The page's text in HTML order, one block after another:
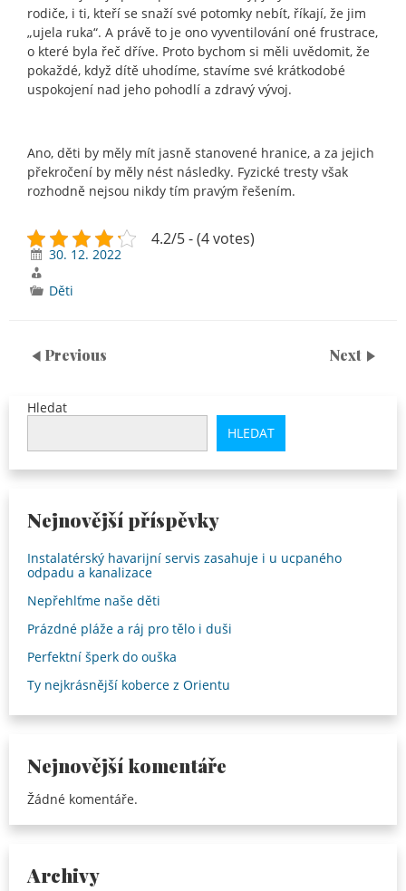
rodiče, i ti, kteří se snaží své potomky nebít, říkají, že jim
„ujela ruka“. A právě to je ono vyventilování oné frustrace,
o které byla řeč dříve. Proto bychom si měli uvědomit, že
pokaždé, když dítě uhodíme, stavíme své krátkodobé
uspokojení nad jeho pohodlí a zdravý vývoj.
Ano, děti by měly mít jasně stanovené hranice, a za jejich
překročení by měly nést následky. Fyzické tresty však
rozhodně nejsou nikdy tím pravým řešením.
4.2/5 - (4 votes)
30. 12. 2022
Děti
Previous Next
Hledat
HLEDAT
Nejnovější příspěvky
Instalatérský havarijní servis zasahuje i u ucpaného
odpadu a kanalizace
Nepřehlťme naše děti
Prázdné pláže a ráj pro tělo i duši
Perfektní šperk do ouška
Ty nejkrásnější koberce z Orientu
Nejnovější komentáře
Žádné komentáře.
Archivy